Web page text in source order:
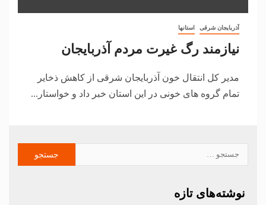
آذربایجان شرقی استانها
نیازمند رگ غیرت مردم آذربایجان
مدیر کل انتقال خون آذربایجان شرقی از کاهش ذخایر
تمام گروه های خونی در این استان خبر داد و خواستار...
نوشته‌های تازه